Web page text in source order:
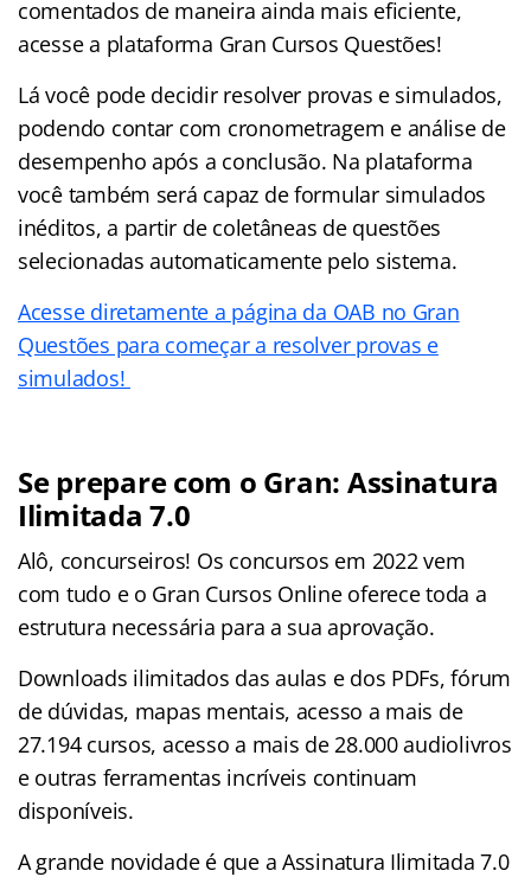
comentados de maneira ainda mais eficiente,
acesse a plataforma Gran Cursos Questões!
Lá você pode decidir resolver provas e simulados,
podendo contar com cronometragem e análise de
desempenho após a conclusão. Na plataforma
você também será capaz de formular simulados
inéditos, a partir de coletâneas de questões
selecionadas automaticamente pelo sistema.
Acesse diretamente a página da OAB no Gran
Questões para começar a resolver provas e
simulados!
Se prepare com o Gran: Assinatura
Ilimitada 7.0
Alô, concurseiros! Os concursos em 2022 vem
com tudo e o Gran Cursos Online oferece toda a
estrutura necessária para a sua aprovação.
Downloads ilimitados das aulas e dos PDFs, fórum
de dúvidas, mapas mentais, acesso a mais de
27.194 cursos, acesso a mais de 28.000 audiolivros
e outras ferramentas incríveis continuam
disponíveis.
A grande novidade é que a Assinatura Ilimitada 7.0